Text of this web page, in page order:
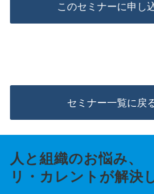
このセミナーに申し
セミナー一覧に戻
人と組織のお悩み、
リ・カレントが解決